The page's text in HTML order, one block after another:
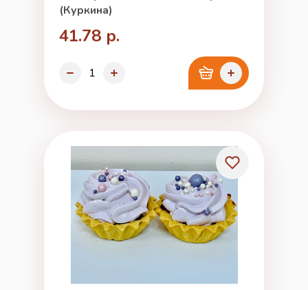
(Куркина)
41.78 р.